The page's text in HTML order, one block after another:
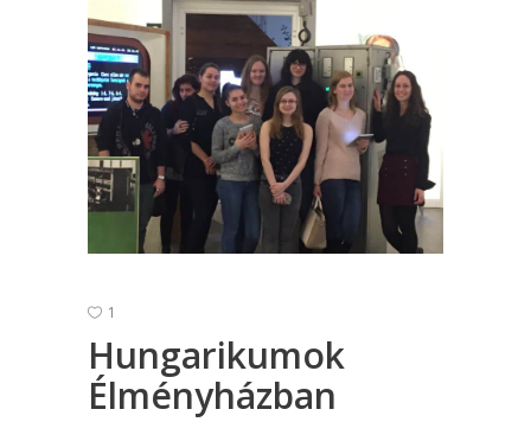
1
Hungarikumok
Élményházban